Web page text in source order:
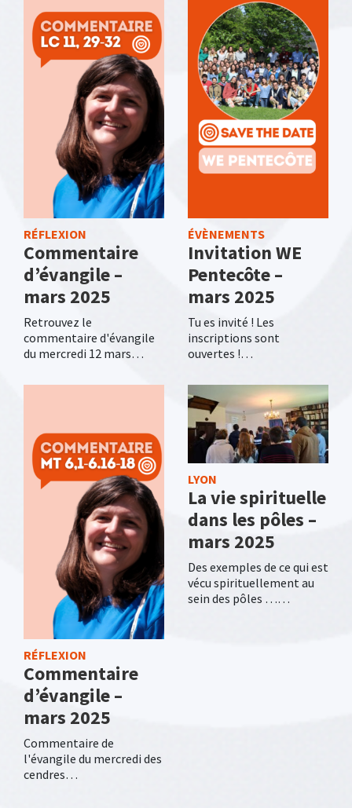
RÉFLEXION
Commentaire
d’évangile –
mars 2025
Retrouvez le
commentaire d'évangile
du mercredi 12 mars…
RÉFLEXION
Commentaire
d’évangile –
mars 2025
Commentaire de
l'évangile du mercredi des
cendres…
ÉVÈNEMENTS
Invitation WE
Pentecôte –
mars 2025
Tu es invité ! Les
inscriptions sont
ouvertes !…
LYON
La vie spirituelle
dans les pôles –
mars 2025
Des exemples de ce qui est
vécu spirituellement au
sein des pôles ……